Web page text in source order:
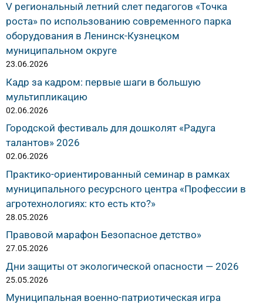
V региональный летний слет педагогов «Точка
роста» по использованию современного парка
оборудования в Ленинск-Кузнецком
муниципальном округе
23.06.2026
Кадр за кадром: первые шаги в большую
мультипликацию
02.06.2026
Городской фестиваль для дошколят «Радуга
талантов» 2026
02.06.2026
Практико-ориентированный семинар в рамках
муниципального ресурсного центра «Профессии в
агротехнологиях: кто есть кто?»
28.05.2026
Правовой марафон Безопасное детство»
27.05.2026
Дни защиты от экологической опасности — 2026
25.05.2026
Муниципальная военно-патриотическая игра